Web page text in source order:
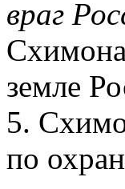
враг
земле
5.
по